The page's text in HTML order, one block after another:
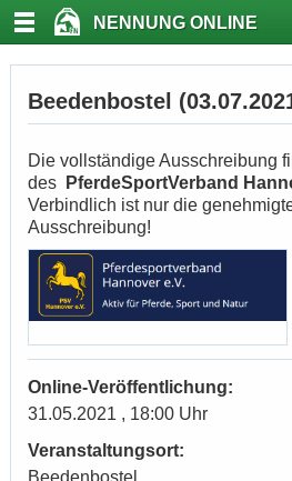
NENNUNG ONLINE
Beedenbostel
Die vollständige Ausschreibung
des
PferdeSportVerband
Verbindlich ist nur die
Ausschreibung!
Online-Veröffentlichung:
31.05.2021 , 18:00 Uhr
Veranstaltungsort:
Beedenbostel